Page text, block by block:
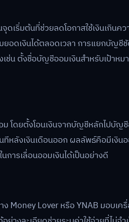
เริ่มต้นที่ช่วยลดโอกาสใช้เงินเกินค
ดเงินได้ตลอดเวลา การแยกบัญชีชั
ช่น ตั้งชื่อบัญชีออมเงินสำหรับเป้าหม
ม โดยตั้งโอนเงินจากบัญชีหลักไปบัญ
หลังเงินเดือนออก ผลลัพธ์คือมีเงิน
การเลื่อนออมเงินได้เป็นอย่างดี
Money Lover หรือ YNAB มอบเค